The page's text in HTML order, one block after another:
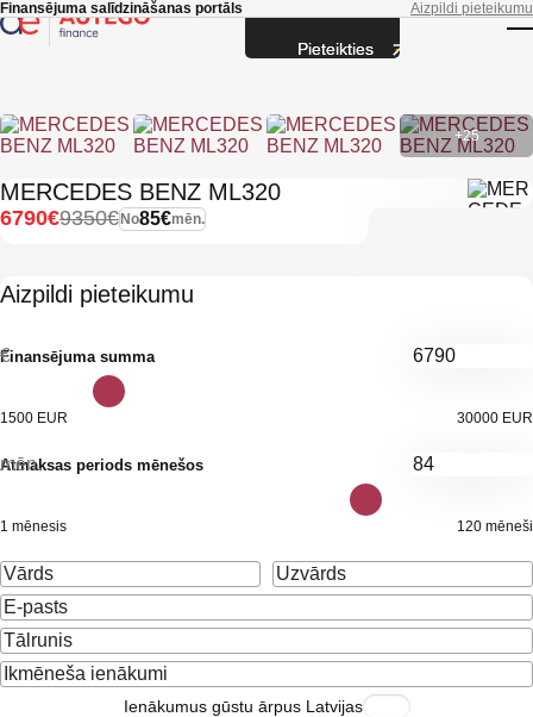
Skip to main content
Finansējuma salīdzināšanas portāls Aizpildi pieteikumu
+25
MERCEDES BENZ ML320
No85€mēn.
9350€
6790€
Aizpildi pieteikumu
Finansējuma summa
€
1500 EUR 30000 EUR
Atmaksas periods mēnešos
mēn.
1 mēnesis 120 mēneši
Ienākumus gūstu ārpus Latvijas